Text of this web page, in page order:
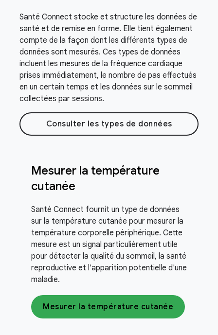
Santé Connect stocke et structure les données de
santé et de remise en forme. Elle tient également
compte de la façon dont les différents types de
données sont mesurés. Ces types de données
incluent les mesures de la fréquence cardiaque
prises immédiatement, le nombre de pas effectués
en un certain temps et les données sur le sommeil
collectées par sessions.
Consulter les types de données
Mesurer la température
cutanée
Santé Connect fournit un type de données
sur la température cutanée pour mesurer la
température corporelle périphérique. Cette
mesure est un signal particulièrement utile
pour détecter la qualité du sommeil, la santé
reproductive et l'apparition potentielle d'une
maladie.
Mesurer la température cutanée